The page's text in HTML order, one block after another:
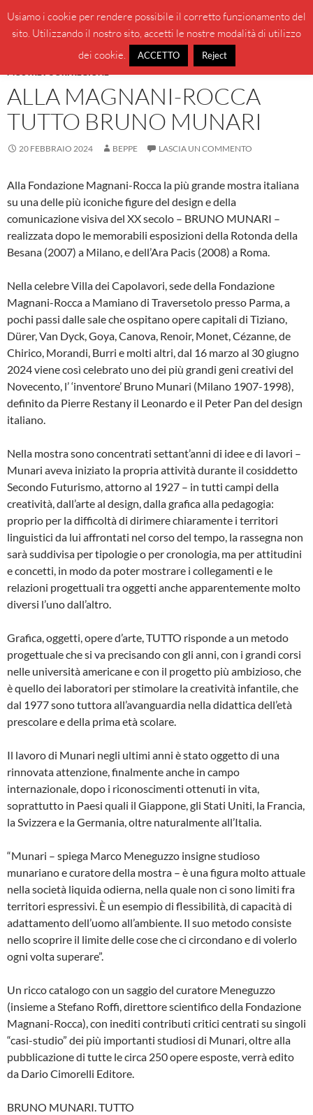
contenuto
BeppeBlog
MENU
MOSTRE FUORI REGIONE
ALLA MAGNANI-ROCCA
TUTTO BRUNO MUNARI
20 FEBBRAIO 2024 BEPPE LASCIA UN COMMENTO
Alla Fondazione Magnani-Rocca la più grande mostra italiana
su una delle più iconiche figure del design e della
comunicazione visiva del XX secolo – BRUNO MUNARI –
realizzata dopo le memorabili esposizioni della Rotonda della
Besana (2007) a Milano, e dell’Ara Pacis (2008) a Roma.
Nella celebre Villa dei Capolavori, sede della Fondazione
Magnani-Rocca a Mamiano di Traversetolo presso Parma, a
pochi passi dalle sale che ospitano opere capitali di Tiziano,
Dürer, Van Dyck, Goya, Canova, Renoir, Monet, Cézanne, de
Chirico, Morandi, Burri e molti altri, dal 16 marzo al 30 giugno
2024 viene così celebrato uno dei più grandi geni creativi del
Novecento, l’ ‘inventore’ Bruno Munari (Milano 1907-1998),
definito da Pierre Restany il Leonardo e il Peter Pan del design
italiano.
Nella mostra sono concentrati settant’anni di idee e di lavori –
Munari aveva iniziato la propria attività durante il cosiddetto
Secondo Futurismo, attorno al 1927 – in tutti campi della
creatività, dall’arte al design, dalla grafica alla pedagogia:
proprio per la difficoltà di dirimere chiaramente i territori
linguistici da lui affrontati nel corso del tempo, la rassegna non
sarà suddivisa per tipologie o per cronologia, ma per attitudini
e concetti, in modo da poter mostrare i collegamenti e le
relazioni progettuali tra oggetti anche apparentemente molto
diversi l’uno dall’altro.
Grafica, oggetti, opere d’arte, TUTTO risponde a un metodo
progettuale che si va precisando con gli anni, con i grandi corsi
nelle università americane e con il progetto più ambizioso, che
è quello dei laboratori per stimolare la creatività infantile, che
dal 1977 sono tuttora all’avanguardia nella didattica dell’età
prescolare e della prima età scolare.
Il lavoro di Munari negli ultimi anni è stato oggetto di una
rinnovata attenzione, finalmente anche in campo
internazionale, dopo i riconoscimenti ottenuti in vita,
soprattutto in Paesi quali il Giappone, gli Stati Uniti, la Francia,
la Svizzera e la Germania, oltre naturalmente all’Italia.
“Munari – spiega Marco Meneguzzo insigne studioso
munariano e curatore della mostra – è una figura molto attuale
nella società liquida odierna, nella quale non ci sono limiti fra
territori espressivi. È un esempio di flessibilità, di capacità di
adattamento dell’uomo all’ambiente. Il suo metodo consiste
nello scoprire il limite delle cose che ci circondano e di volerlo
ogni volta superare”.
Un ricco catalogo con un saggio del curatore Meneguzzo
(insieme a Stefano Roffi, direttore scientifico della Fondazione
Magnani-Rocca), con inediti contributi critici centrati su singoli
“casi-studio” dei più importanti studiosi di Munari, oltre alla
pubblicazione di tutte le circa 250 opere esposte, verrà edito
da Dario Cimorelli Editore.
BRUNO MUNARI. TUTTO
Usiamo i cookie per rendere possibile il corretto funzionamento del
sito. Utilizzando il nostro sito, accetti le nostre modalità di utilizzo
dei cookie.
ACCETTO Reject